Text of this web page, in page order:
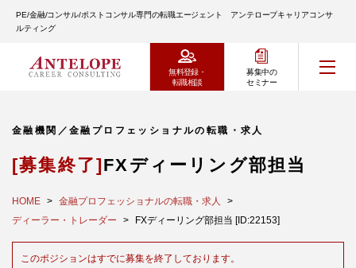
PE/金融/コンサル/ポストコンサル専門の転職エージェント アンテロープキャリアコンサ
ルティング
無料登録・
転職相談
募集中の
セミナー
金融機関／金融プロフェッショナルの転職・求人
[募集終了]FXディーリング部担当
HOME
金融プロフェッショナルの転職・求人
ディーラー・トレーダー
FXディーリング部担当 [ID:22153]
このポジションはすでに募集を終了しております。